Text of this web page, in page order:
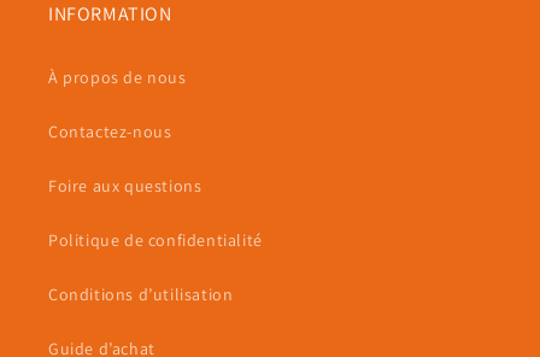
INFORMATION
À propos de nous
Contactez-nous
Foire aux questions
Politique de confidentialité
Conditions d’utilisation
Guide d’achat